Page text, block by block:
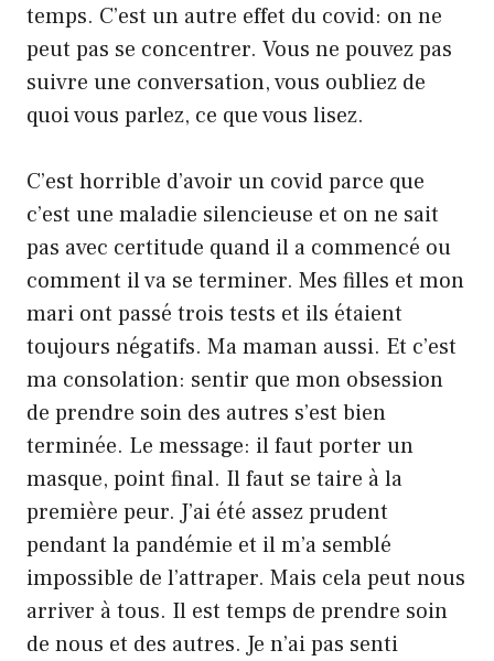
temps. C’est un autre effet du covid: on ne
peut pas se concentrer. Vous ne pouvez pas
suivre une conversation, vous oubliez de
quoi vous parlez, ce que vous lisez.
C’est horrible d’avoir un covid parce que
c’est une maladie silencieuse et on ne sait
pas avec certitude quand il a commencé ou
comment il va se terminer. Mes filles et mon
mari ont passé trois tests et ils étaient
toujours négatifs. Ma maman aussi. Et c’est
ma consolation: sentir que mon obsession
de prendre soin des autres s’est bien
terminée. Le message: il faut porter un
masque, point final. Il faut se taire à la
première peur. J’ai été assez prudent
pendant la pandémie et il m’a semblé
impossible de l’attraper. Mais cela peut nous
arriver à tous. Il est temps de prendre soin
de nous et des autres. Je n’ai pas senti